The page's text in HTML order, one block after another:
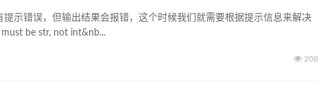
示错误，但输出结果会报错，这个时候我们就需要根据提示信息来解决
be str, not int&nb...
208